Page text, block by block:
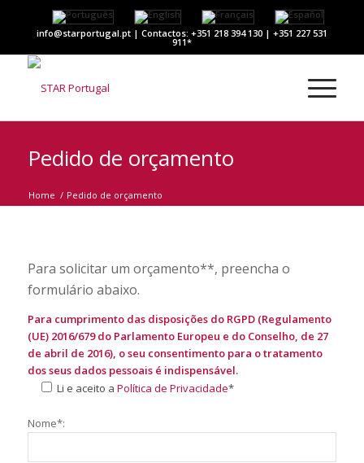
info@starportugal.pt | Contactos: +351 218 394 130 | +351 227 531
911
Pedido de orçamento
Home / Pedido de orçamento
Para solicitar um orçamento**, preencha o
formulário abaixo.
Para cumprimento das disposições do RGPD (Regulamento
(UE) 2016/679 do Parlamento Europeu e do Conselho, de 27
de abril de 2016), o seu consentimento para o tratamento
dos seus dados pessoais é indispensável.
Li e aceito a Política de Privacidade*
Nome*: